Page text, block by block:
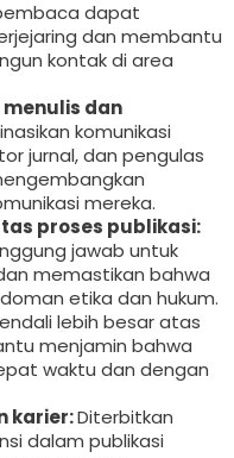
dapat
dan membantu
kontak di area
dan
komunikasi
jurnal, dan pengulas
mereka.
proses publikasi:
jawab untuk
memastikan bahwa
etika dan hukum.
lebih besar atas
menjamin bahwa
waktu dan dengan
karier:Diterbitkan
dalam publikasi